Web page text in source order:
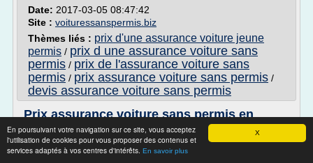
X
En poursuivant votre navigation sur ce site, vous acceptez
l'utilisation de cookies pour vous proposer des contenus et
services adaptés à vos centres d'intérêts. En savoir plus
Date: 2017-03-05 08:47:42
Site : voituressanspermis.biz
Thèmes liés : prix d'une assurance voiture jeune
permis / prix d une assurance voiture sans
permis / prix de l'assurance voiture sans
permis / prix assurance voiture sans permis /
devis assurance voiture sans permis
Prix assurance voiture sans permis en
ligne. Assurance pas ...
Prix assurance voiture sans permis